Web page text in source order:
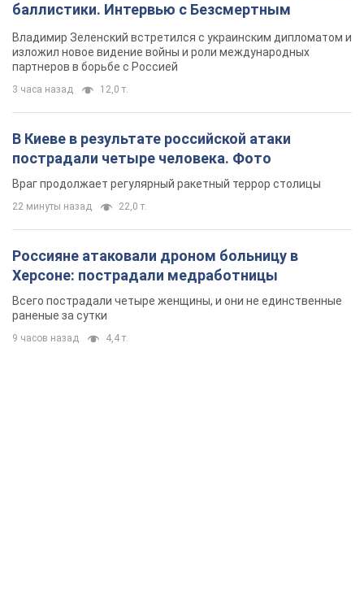
баллистики. Интервью с Безсмертным
Владимир Зеленский встретился с украинским дипломатом и
изложил новое видение войны и роли международных
партнеров в борьбе с Россией
3 часа назад 12,0 т.
В Киеве в результате российской атаки
пострадали четыре человека. Фото
Враг продолжает регулярный ракетный террор столицы
22 минуты назад 22,0 т.
Россияне атаковали дроном больницу в
Херсоне: пострадали медработницы
Всего пострадали четыре женщины, и они не единственные
раненые за сутки
9 часов назад 4,4 т.